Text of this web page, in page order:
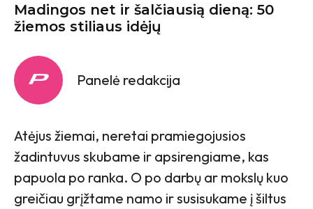
Madingos net ir šalčiausią dieną: 50
žiemos stiliaus idėjų
Panelė redakcija
Atėjus žiemai, neretai pramiegojusios
žadintuvus skubame ir apsirengiame, kas
papuola po ranka. O po darbų ar mokslų kuo
greičiau grįžtame namo ir susisukame į šiltus